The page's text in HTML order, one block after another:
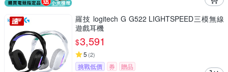
羅技 logitech G G522 LIGHTSPEED三模無線
遊戲耳機
$3,591
5 (2)
挑戰低價 券 贈品